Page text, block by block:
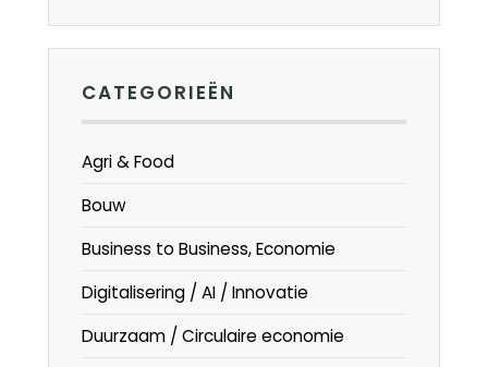
CATEGORIEËN
Agri & Food
Bouw
Business to Business, Economie
Digitalisering / AI / Innovatie
Duurzaam / Circulaire economie